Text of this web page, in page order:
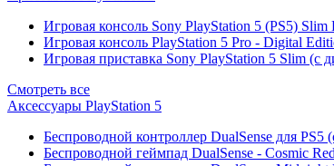
Игровая консоль Sony PlayStation 5 (PS5)
Игровая консоль PlayStation 5 Pro - Digital
Игровая приставка Sony PlayStation 5 Slim (с
Смотреть все
Аксессуары PlayStation 5
Беспроводной контроллер DualSense для PS5
Беспроводной геймпад DualSense - Cosmic